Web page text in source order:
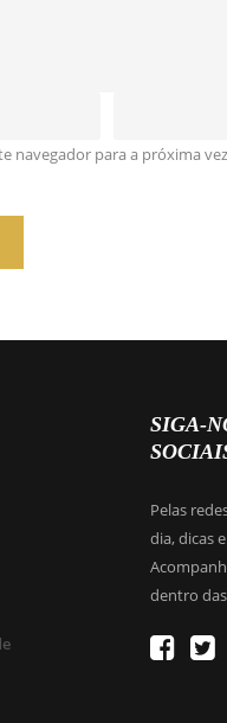
navegador para a próxima
SIGA-
Pelas
dia, dicas
dentro